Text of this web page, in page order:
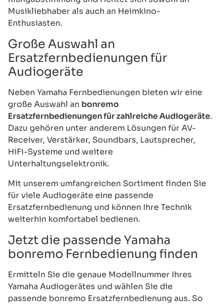
Musikliebhaber als auch an Heimkino-
Enthusiasten.
Große Auswahl an
Ersatzfernbedienungen für
Audiogeräte
Neben Yamaha Fernbedienungen bieten wir eine
große Auswahl an bonremo
Ersatzfernbedienungen für zahlreiche Audiogeräte.
Dazu gehören unter anderem Lösungen für AV-
Receiver, Verstärker, Soundbars, Lautsprecher,
HiFi-Systeme und weitere
Unterhaltungselektronik.
Mit unserem umfangreichen Sortiment finden Sie
für viele Audiogeräte eine passende
Ersatzfernbedienung und können Ihre Technik
weiterhin komfortabel bedienen.
Jetzt die passende Yamaha
bonremo Fernbedienung finden
Ermitteln Sie die genaue Modellnummer Ihres
Yamaha Audiogerätes und wählen Sie die
passende bonremo Ersatzfernbedienung aus. So